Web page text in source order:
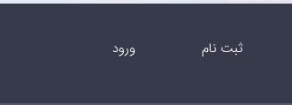
ثبت نام ورود